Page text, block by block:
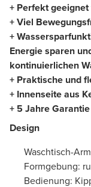
+ Perfekt
+ Viel
+
Energie sparen
kontinuierlichen
+ Praktische und
+ Innenseite aus
+ 5 Jahre Garantie
Design
Waschtisch-
Formgebung:
Bedienung: